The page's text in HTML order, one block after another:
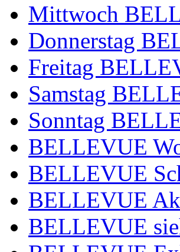
Mittwoch
Donnerstag
Freitag
Samstag
Sonntag
BELLEVUE
BELLEVUE
BELLEVUE
BELLEVUE